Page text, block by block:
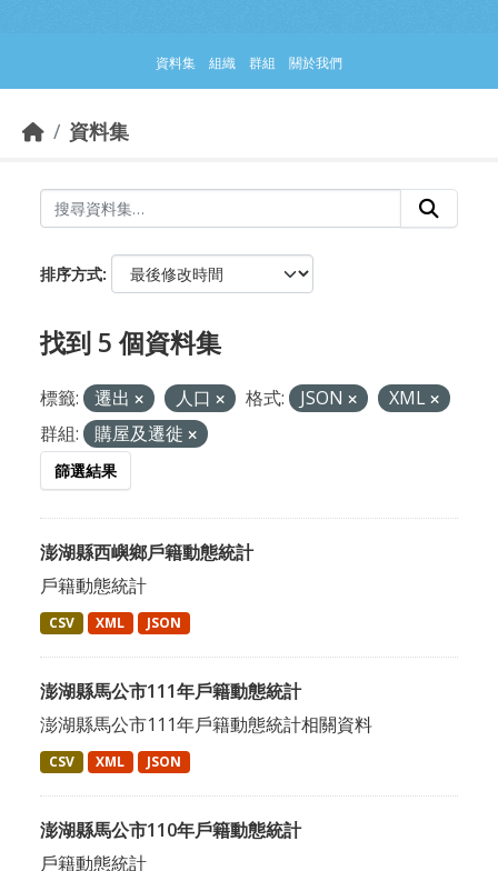
資料集 組織 群組 關於我們
資料集
排序方式
找到 5 個資料集
標籤: 遷出 人口 格式: JSON
XML
群組:
購屋及遷徙
篩選結果
澎湖縣西嶼鄉戶籍動態統計
戶籍動態統計
CSV XML JSON
澎湖縣馬公市111年戶籍動態統計
澎湖縣馬公市111年戶籍動態統計相關資料
CSV XML JSON
澎湖縣馬公市110年戶籍動態統計
戶籍動態統計